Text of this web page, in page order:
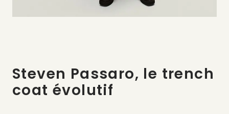
Steven Passaro, le trench
coat évolutif